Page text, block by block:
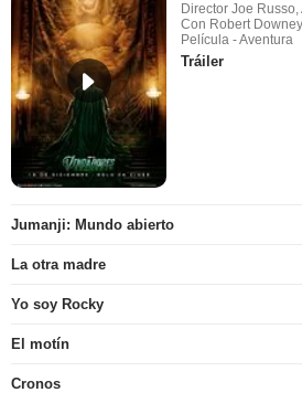
Director Joe
Con Robert
Película - Aventura
Tráiler
Jumanji: Mundo abierto
La otra madre
Yo soy Rocky
El motín
Cronos